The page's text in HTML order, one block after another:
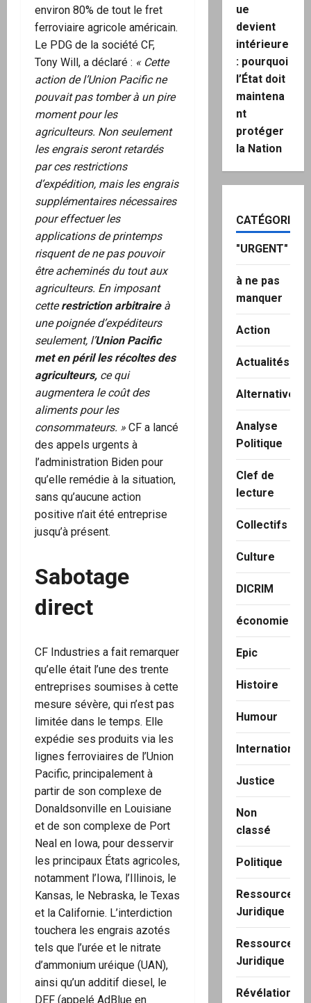
environ 80% de tout le fret
ferroviaire agricole américain.
Le PDG de la société CF,
Tony Will, a déclaré : « Cette
action de l’Union Pacific ne
pouvait pas tomber à un pire
moment pour les
agriculteurs. Non seulement
les engrais seront retardés
par ces restrictions
d’expédition, mais les engrais
supplémentaires nécessaires
pour effectuer les
applications de printemps
risquent de ne pas pouvoir
être acheminés du tout aux
agriculteurs. En imposant
cetterestriction arbitraireà
une poignée d’expéditeurs
seulement, l’Union Pacific
met en péril les récoltes des
agriculteurs, ce qui
augmentera le coût des
aliments pour les
consommateurs. » CF a lancé
des appels urgents à
l’administration Biden pour
qu’elle remédie à la situation,
sans qu’aucune action
positive n’ait été entreprise
jusqu’à présent.
Sabotage
direct
CF Industries a fait remarquer
qu’elle était l’une des trente
entreprises soumises à cette
mesure sévère, qui n’est pas
limitée dans le temps. Elle
expédie ses produits via les
lignes ferroviaires de l’Union
Pacific, principalement à
partir de son complexe de
Donaldsonville en Louisiane
et de son complexe de Port
Neal en Iowa, pour desservir
les principaux États agricoles,
notamment l’Iowa, l’Illinois, le
Kansas, le Nebraska, le Texas
et la Californie. L’interdiction
touchera les engrais azotés
tels que l’urée et le nitrate
d’ammonium uréique (UAN),
ainsi qu’un additif diesel, le
DEF (appelé AdBlue en
ue
devient
intérieure
: pourquoi
l’État doit
maintena
nt
protéger
la Nation
CATÉGORIES
"URGENT"
à ne pas
manquer
Action
Actualités
Alternatives
Analyse
Politique
Clef de
lecture
Collectifs
Culture
DICRIM
économie
Epic
Histoire
Humour
International
Justice
Non
classé
Politique
Ressource
Juridique
Ressource
Juridique
Révélation